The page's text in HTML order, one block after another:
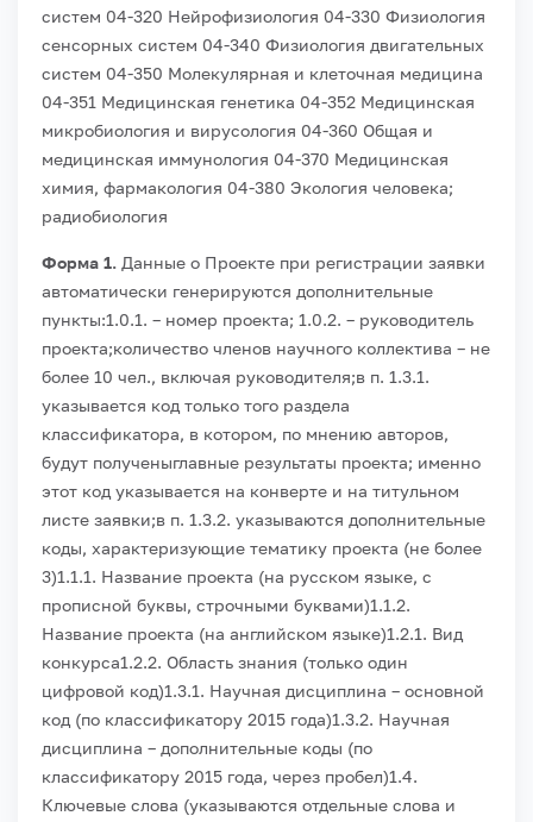
систем 04-320 Нейрофизиология 04-330 Физиология
сенсорных систем 04-340 Физиология двигательных
систем 04-350 Молекулярная и клеточная медицина
04-351 Медицинская генетика 04-352 Медицинская
микробиология и вирусология 04-360 Общая и
медицинская иммунология 04-370 Медицинская
химия, фармакология 04-380 Экология человека;
радиобиология
Форма 1. Данные о Проекте при регистрации заявки
автоматически генерируются дополнительные
пункты:1.0.1. – номер проекта; 1.0.2. – руководитель
проекта;количество членов научного коллектива – не
более 10 чел., включая руководителя;в п. 1.3.1.
указывается код только того раздела
классификатора, в котором, по мнению авторов,
будут полученыглавные результаты проекта; именно
этот код указывается на конверте и на титульном
листе заявки;в п. 1.3.2. указываются дополнительные
коды, характеризующие тематику проекта (не более
3)1.1.1. Название проекта (на русском языке, с
прописной буквы, строчными буквами)1.1.2.
Название проекта (на английском языке)1.2.1. Вид
конкурса1.2.2. Область знания (только один
цифровой код)1.3.1. Научная дисциплина – основной
код (по классификатору 2015 года)1.3.2. Научная
дисциплина – дополнительные коды (по
классификатору 2015 года, через пробел)1.4.
Ключевые слова (указываются отдельные слова и